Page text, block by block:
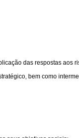
das respostas aos
bem como